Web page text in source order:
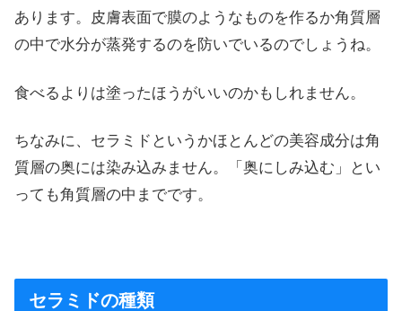
あります。皮膚表面で膜のようなものを作るか角質層
の中で水分が蒸発するのを防いでいるのでしょうね。
食べるよりは塗ったほうがいいのかもしれません。
ちなみに、セラミドというかほとんどの美容成分は角
質層の奥には染み込みません。「奥にしみ込む」とい
っても角質層の中までです。
セラミドの種類